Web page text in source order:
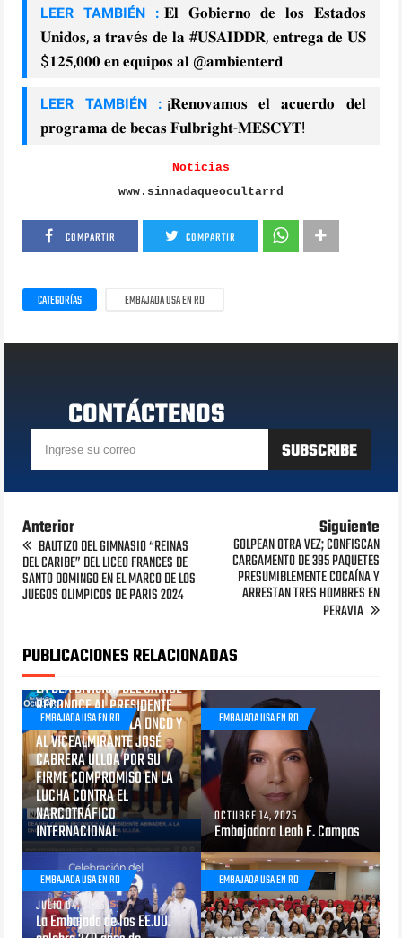
LEER TAMBIÉN : 𝐄𝐥 𝐆𝐨𝐛𝐢𝐞𝐫𝐧𝐨 𝐝𝐞 𝐥𝐨𝐬 𝐄𝐬𝐭𝐚𝐝𝐨𝐬
𝐔𝐧𝐢𝐝𝐨𝐬, 𝐚 𝐭𝐫𝐚𝐯é𝐬 𝐝𝐞 𝐥𝐚 #𝐔𝐒𝐀𝐈𝐃𝐃𝐑, 𝐞𝐧𝐭𝐫𝐞𝐠𝐚 𝐝𝐞 𝐔𝐒
$𝟏𝟐𝟓,𝟎𝟎𝟎 𝐞𝐧 𝐞𝐪𝐮𝐢𝐩𝐨𝐬 𝐚𝐥 @𝐚𝐦𝐛𝐢𝐞𝐧𝐭𝐞𝐫𝐝
LEER TAMBIÉN : ¡𝐑𝐞𝐧𝐨𝐯𝐚𝐦𝐨𝐬 𝐞𝐥 𝐚𝐜𝐮𝐞𝐫𝐝𝐨 𝐝𝐞𝐥
𝐩𝐫𝐨𝐠𝐫𝐚𝐦𝐚 𝐝𝐞 𝐛𝐞𝐜𝐚𝐬 𝐅𝐮𝐥𝐛𝐫𝐢𝐠𝐡𝐭-𝐌𝐄𝐒𝐂𝐘𝐓!
Noticias
www.sinnadaqueocultarrd
COMPARTIR COMPARTIR
CATEGORÍAS EMBAJADA USA EN RD
CONTÁCTENOS
Anterior
BAUTIZO DEL GIMNASIO “REINAS
DEL CARIBE” DEL LICEO FRANCES DE
SANTO DOMINGO EN EL MARCO DE LOS
JUEGOS OLIMPICOS DE PARIS 2024
Siguiente
GOLPEAN OTRA VEZ; CONFISCAN
CARGAMENTO DE 395 PAQUETES
PRESUMIBLEMENTE COCAÍNA Y
ARRESTAN TRES HOMBRES EN
PERAVIA
PUBLICACIONES RELACIONADAS
EMBAJADA USA EN RD
NOVIEMBRE 14, 2025
LA DEA DIVISIÓN DEL CARIBE
RECONOCE AL PRESIDENTE
LUIS ABINADER, A LA DNCD Y
AL VICEALMIRANTE JOSÉ
CABRERA ULLOA POR SU
FIRME COMPROMISO EN LA
LUCHA CONTRA EL
NARCOTRÁFICO
INTERNACIONAL
EMBAJADA USA EN RD
OCTUBRE 14, 2025
Embajadora Leah F. Campos
EMBAJADA USA EN RD
JULIO 04, 2025
La Embajada de los EE.UU.
EMBAJADA USA EN RD